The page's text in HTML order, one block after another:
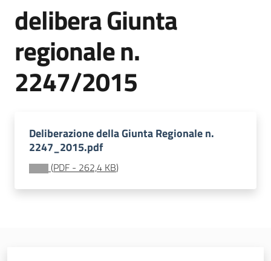
Edilizia
Residenziale
Sostegno
Barriere
architettoniche
delibera Giunta
regionale n.
2247/2015
Deliberazione della Giunta Regionale n.
2247_2015.pdf
(PDF - 262,4 KB)